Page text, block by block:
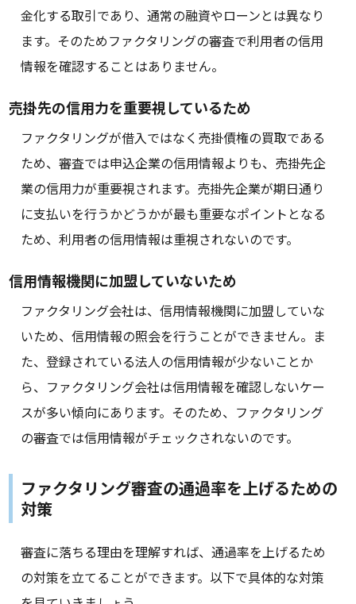
金化する取引であり、通常の融資やローンとは異なり
ます。そのためファクタリングの審査で利用者の信用
情報を確認することはありません。
売掛先の信用力を重要視しているため
ファクタリングが借入ではなく売掛債権の買取である
ため、審査では申込企業の信用情報よりも、売掛先企
業の信用力が重要視されます。売掛先企業が期日通り
に支払いを行うかどうかが最も重要なポイントとなる
ため、利用者の信用情報は重視されないのです。
信用情報機関に加盟していないため
ファクタリング会社は、信用情報機関に加盟していな
いため、信用情報の照会を行うことができません。ま
た、登録されている法人の信用情報が少ないことか
ら、ファクタリング会社は信用情報を確認しないケー
スが多い傾向にあります。そのため、ファクタリング
の審査では信用情報がチェックされないのです。
ファクタリング審査の通過率を上げるための
対策
審査に落ちる理由を理解すれば、通過率を上げるため
の対策を立てることができます。以下で具体的な対策